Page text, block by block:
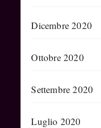
Dicembre 2020
Ottobre 2020
Settembre 2020
Luglio 2020